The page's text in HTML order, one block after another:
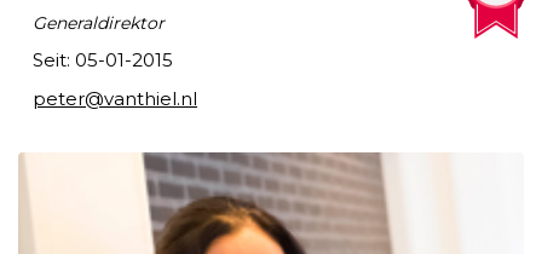
Generaldirektor
Seit: 05-01-2015
peter@vanthiel.nl